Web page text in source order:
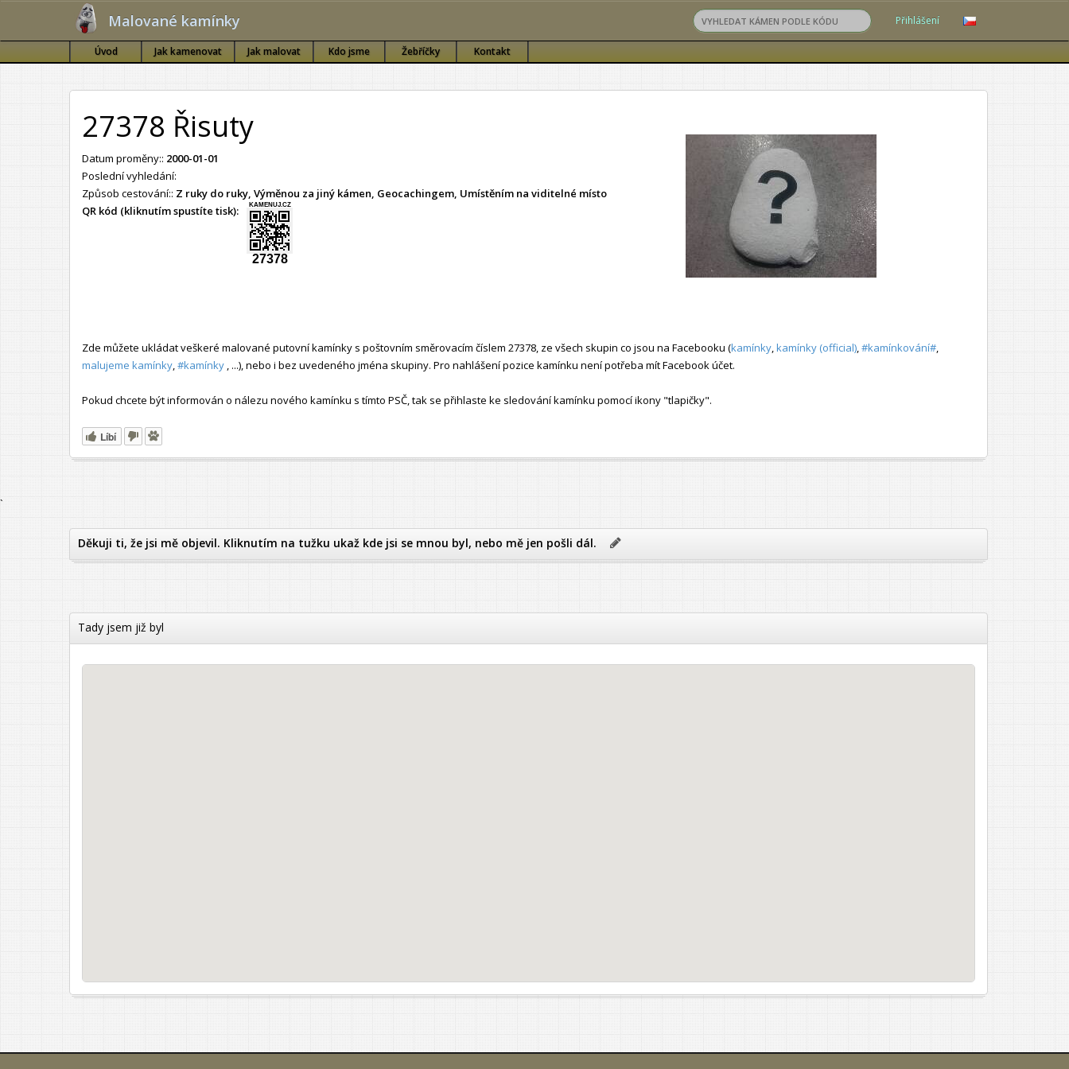
Malované kamínky Přihlášení
Úvod Jak kamenovat Jak malovat Kdo jsme Žebříčky Kontakt
27378 Řisuty
Datum proměny:: 2000-01-01
Poslední vyhledání:
Způsob cestování:: Z ruky do ruky, Výměnou za jiný kámen, Geocachingem, Umístěním na viditelné místo
QR kód (kliknutím spustíte tisk):
KAMENUJ.CZ
27378
Zde můžete ukládat veškeré malované putovní kamínky s poštovním směrovacím číslem 27378, ze všech skupin co jsou na Facebooku (kamínky kamínky (official) #kamínkování#
malujeme kamínky #kamínky , ...), nebo i bez uvedeného jména skupiny. Pro nahlášení pozice kamínku není potřeba mít Facebook účet.
Pokud chcete být informován o nálezu nového kamínku s tímto PSČ, tak se přihlaste ke sledování kamínku pomocí ikony "tlapičky".
Líbí
`
Děkuji ti, že jsi mě objevil. Kliknutím na tužku ukaž kde jsi se mnou byl, nebo mě jen pošli dál.
Tady jsem již byl